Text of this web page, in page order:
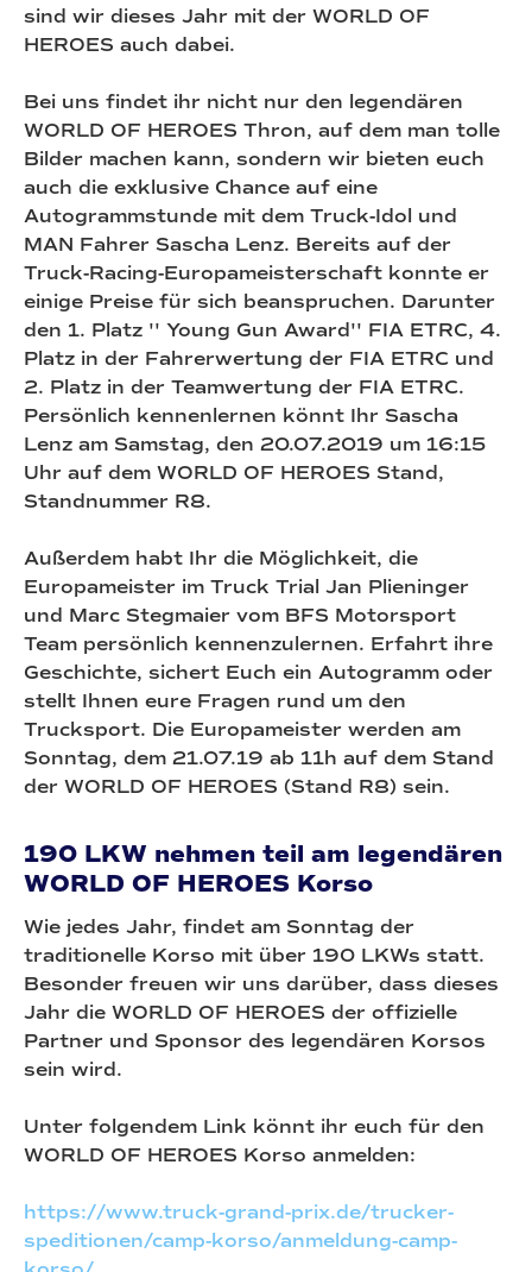
sind wir dieses Jahr mit der WORLD OF
HEROES auch dabei.
Bei uns findet ihr nicht nur den legendären
WORLD OF HEROES Thron, auf dem man tolle
Bilder machen kann, sondern wir bieten euch
auch die exklusive Chance auf eine
Autogrammstunde mit dem Truck-Idol und
MAN Fahrer Sascha Lenz. Bereits auf der
Truck-Racing-Europameisterschaft konnte er
einige Preise für sich beanspruchen. Darunter
den 1. Platz '' Young Gun Award'' FIA ETRC, 4.
Platz in der Fahrerwertung der FIA ETRC und
2. Platz in der Teamwertung der FIA ETRC.
Persönlich kennenlernen könnt Ihr Sascha
Lenz am Samstag, den 20.07.2019 um 16:15
Uhr auf dem WORLD OF HEROES Stand,
Standnummer R8.
Außerdem habt Ihr die Möglichkeit, die
Europameister im Truck Trial Jan Plieninger
und Marc Stegmaier vom BFS Motorsport
Team persönlich kennenzulernen. Erfahrt ihre
Geschichte, sichert Euch ein Autogramm oder
stellt Ihnen eure Fragen rund um den
Trucksport. Die Europameister werden am
Sonntag, dem 21.07.19 ab 11h auf dem Stand
der WORLD OF HEROES (Stand R8) sein.
190 LKW nehmen teil am legendären
WORLD OF HEROES Korso
Wie jedes Jahr, findet am Sonntag der
traditionelle Korso mit über 190 LKWs statt.
Besonder freuen wir uns darüber, dass dieses
Jahr die WORLD OF HEROES der offizielle
Partner und Sponsor des legendären Korsos
sein wird.
Unter folgendem Link könnt ihr euch für den
WORLD OF HEROES Korso anmelden:
https://www.truck-grand-prix.de/trucker-
speditionen/camp-korso/anmeldung-camp-